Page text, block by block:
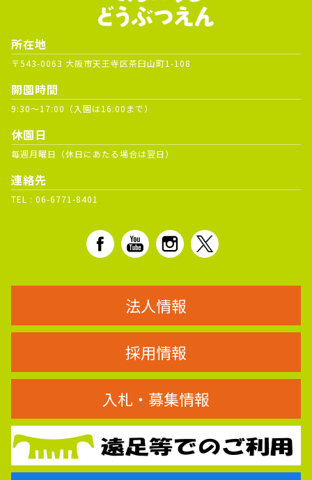
所在地
〒543-0063 大阪市天王寺区茶臼山町1-108
開園時間
9:30～17:00（入園は16:00まで）
休園日
毎週月曜日（休日にあたる場合は翌日）
連絡先
TEL : 06-6771-8401
法人情報
採用情報
入札・募集情報